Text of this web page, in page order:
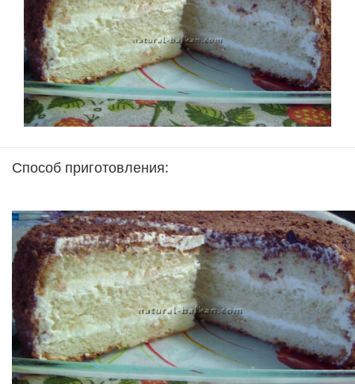
Способ приготовления: